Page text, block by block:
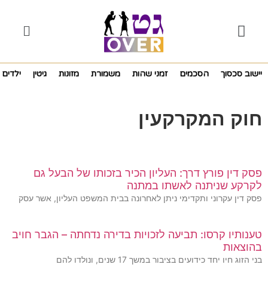
יישוב סכסוך הסכמים זמני שהות משמורת מזונות גיטין ילדים
חוק המקרקעין
פסק דין פורץ דרך: העליון הכיר בזכותו של הבעל גם
לקרקע שניתנה לאשתו במתנה
פסק דין עקרוני ותקדימי ניתן לאחרונה בבית המשפט העליון, אשר עסק
טענותיו קרסו: תביעה לזכויות בדירה נדחתה – הגבר חויב
בהוצאות
בני הזוג חיו יחד כידועים בציבור במשך 17 שנים, ונולדו להם